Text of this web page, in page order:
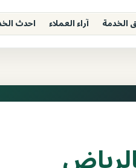
الخدمة آراء العملاء احدث